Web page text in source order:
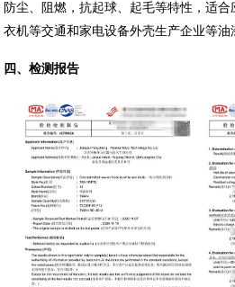
防尘、阻燃，抗起球、起毛等特性，适
衣机等交通和家电设备外壳生产企业等油
四、检测报告